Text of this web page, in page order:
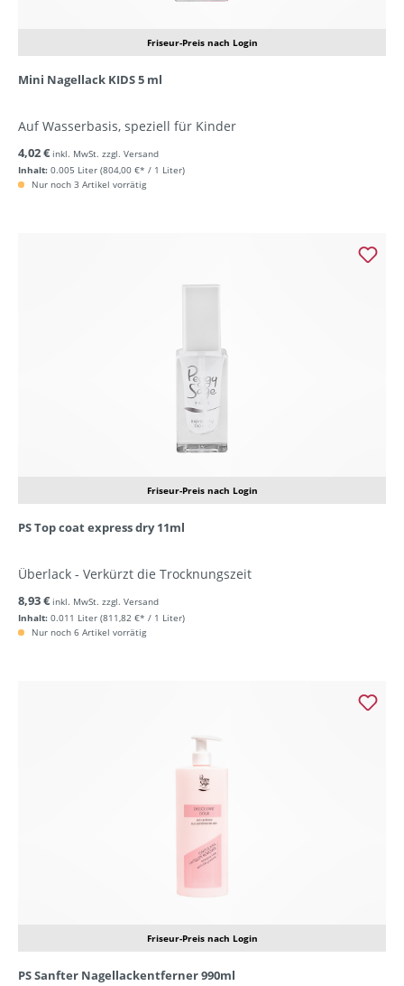
Friseur-Preis nach Login
Mini Nagellack KIDS 5 ml
Auf Wasserbasis, speziell für Kinder
Inhalt: 0.005 Liter (804,00 €* / 1 Liter)
4,02 € inkl. MwSt. zzgl. Versand
Nur noch 3 Artikel vorrätig
Friseur-Preis nach Login
PS Top coat express dry 11ml
Überlack - Verkürzt die Trocknungszeit
Inhalt: 0.011 Liter (811,82 €* / 1 Liter)
8,93 € inkl. MwSt. zzgl. Versand
Nur noch 6 Artikel vorrätig
Friseur-Preis nach Login
PS Sanfter Nagellackentferner 990ml